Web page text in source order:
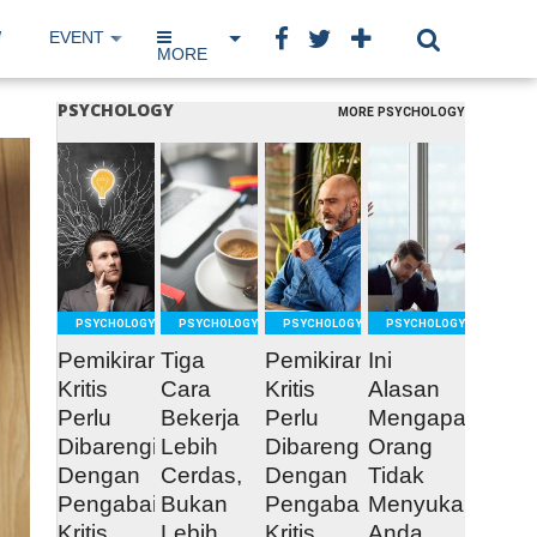
EVENT IP NETWORK
BOOK
MORE
PSYCHOLOGY MORE PSYCHOLOGY
READ
MORE
PSYCHOLOGY
Pemikiran
Kritis
Perlu
Dibarengi
Dengan
Pengabaian
READ
MORE
PSYCHOLOGY
Tiga
Cara
Bekerja
Lebih
Cerdas,
Bukan
READ
MORE
PSYCHOLOGY
Pemikiran
Kritis
Perlu
Dibarengi
Dengan
Pengabaian
MORE
PSYCHOLOGY
Ini
Alasan
Mengapa
Orang
Tidak
Menyukai